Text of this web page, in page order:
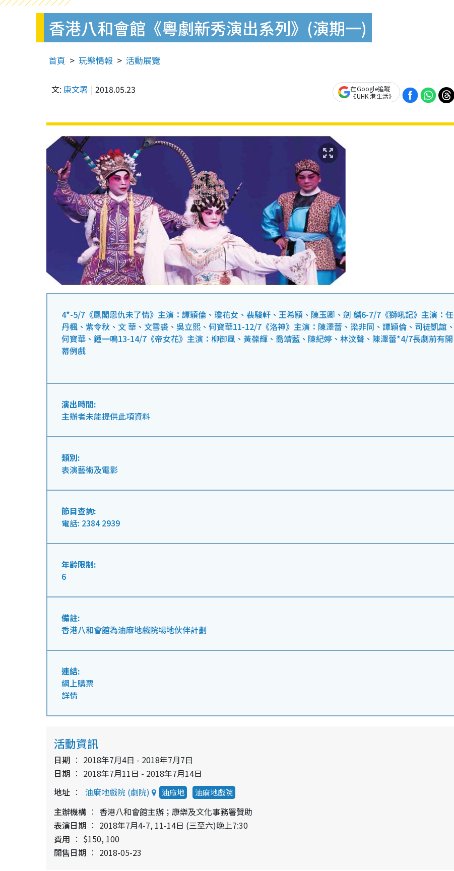
香港八和會館《粵劇新秀演出系列》(演期一)
首頁 玩樂情報 活動展覽
文: 康文署 2018.05.23
在Google追蹤
《UHK 港生活》
4*-5/7《鳳閣恩仇未了情》主演：譚穎倫、瓊花女、裴駿軒、王希頴、陳玉卿、劍 麟6-7/7《獅吼記》主演：任
丹楓、紫令秋、文 華、文雪裘、吳立熙、何寶華11-12/7《洛神》主演：陳澤蕾、梁非同、譚穎倫、司徒凱誼、
何寶華、鍾一鳴13-14/7《帝女花》主演：柳御風、黃葆輝、喬靖藍、陳紀婷、林汶聲、陳澤蕾*4/7長劇前有開
幕例戲
演出時間:
主辦者未能提供此項資料
類別:
表演藝術及電影
節目查詢:
電話: 2384 2939
年齡限制:
6
備註:
香港八和會館為油麻地戲院場地伙伴計劃
連結:
網上購票
詳情
活動資訊
日期
2018年7月4日 - 2018年7月7日
日期
2018年7月11日 - 2018年7月14日
地址
油麻地戲院 (劇院) 油麻地 油麻地戲院
主辦機構
香港八和會館主辦；康樂及文化事務署贊助
表演日期
2018年7月4-7, 11-14日 (三至六)晚上7:30
費用
$150, 100
開售日期
2018-05-23